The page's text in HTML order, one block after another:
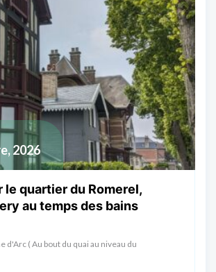
2026
le quartier du Romerel,
au temps des bains
d'Arc ( Au bout du quai au niveau du